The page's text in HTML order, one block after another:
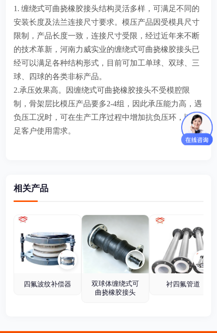
1. 缠绕式可曲挠橡胶接头结构灵活多样，可满足不同的
安装长度及法兰连接尺寸要求。模压产品因受模具尺寸
限制，产品长度一致，连接尺寸受限，经过近年来不断
的技术革新，河南力威实业的缠绕式可曲挠橡胶接头已
经可以满足各种结构形式，目前可加工单球、双球、三
球、四球的各类非标产品。
2.承压效果高。因缠绕式可曲挠橡胶接头不受模腔限
制，骨架层比模压产品要多2-4组，因此承压能力高，遇
负压工况时，可在生产工序过程中增加抗负压环，以满
足客户使用需求。
相关产品
四氟波纹补偿器
双球体缠绕式可
曲挠橡胶接头
衬四氟管道